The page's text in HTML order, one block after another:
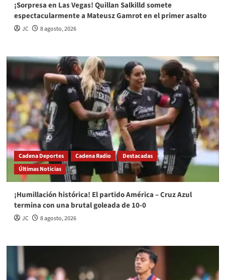
¡Sorpresa en Las Vegas! Quillan Salkilld somete
espectacularmente a Mateusz Gamrot en el primer asalto
JC 8 agosto, 2026
Cadena Deportes Cadena Radio
Destacadas
Últimas Noticias
¡Humillación histórica! El partido América – Cruz Azul
termina con una brutal goleada de 10-0
JC 8 agosto, 2026